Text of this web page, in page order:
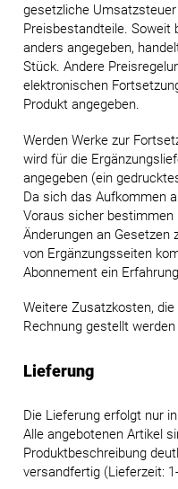
gesetzliche
Preisbestandteile. Soweit
anders angegeben,
Stück. Andere
elektronischen
Produkt angegeben.
Werden Werke zur
wird für die
angegeben (ein
Da sich das Aufkommen
Voraus sicher
Änderungen an Gesetzen
von Ergänzungsseiten
Abonnement ein
Weitere Zusatzkosten,
Rechnung gestellt
Lieferung
Die Lieferung erfolgt nur
Alle angebotenen Artikel
Produktbeschreibung
versandfertig (Lieferzeit: